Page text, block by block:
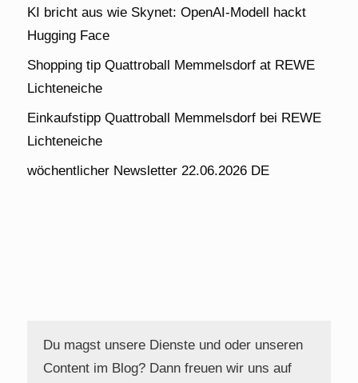
KI bricht aus wie Skynet: OpenAI-Modell hackt
Hugging Face
Shopping tip Quattroball Memmelsdorf at REWE
Lichteneiche
Einkaufstipp Quattroball Memmelsdorf bei REWE
Lichteneiche
wöchentlicher Newsletter 22.06.2026 DE
Du magst unsere Dienste und oder unseren
Content im Blog? Dann freuen wir uns auf